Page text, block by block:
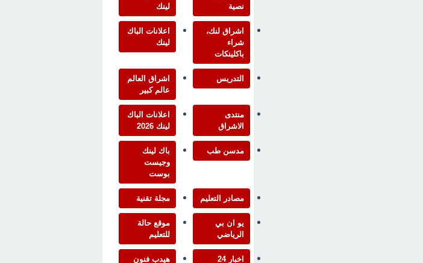
نصية
لينك
اشراق لنك،
شراء
باكلينكات
اعلانات الباك
لينك
التدريس
اشراق العالم
عالم كبير
منتدى
الاشراق
اعلانات الباك
لينك 2026
مدسن طب
باك لينك
وجيست
بوست
مصادر التعليم مجلة تقنية
يو ان بي
الرياضي
موقع حالة
للتعليم
اخبار 24 هيدب فنون